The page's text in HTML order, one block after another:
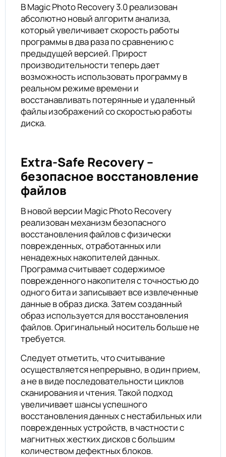
В Magic Photo Recovery 3.0 реализован
абсолютно новый алгоритм анализа,
который увеличивает скорость работы
программы в два раза по сравнению с
предыдущей версией. Прирост
производительности теперь дает
возможность использовать программу в
реальном режиме времени и
восстанавливать потерянные и удаленный
файлы изображений со скоростью работы
диска.
Extra-Safe Recovery –
безопасное восстановление
файлов
В новой версии Magic Photo Recovery
реализован механизм безопасного
восстановления файлов с физически
поврежденных, отработанных или
ненадежных накопителей данных.
Программа считывает содержимое
поврежденного накопителя с точностью до
одного бита и записывает все извлеченные
данные в образ диска. Затем созданный
образ используется для восстановления
файлов. Оригинальный носитель больше не
требуется.
Следует отметить, что считывание
осуществляется непрерывно, в один прием,
а не в виде последовательности циклов
сканирования и чтения. Такой подход
увеличивает шансы успешного
восстановления данных с нестабильных или
поврежденных устройств, в частности с
магнитных жестких дисков с большим
количеством дефектных блоков.